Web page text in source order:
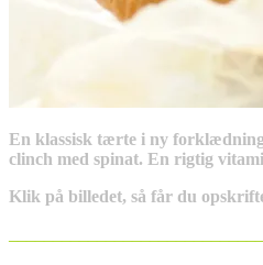
En klassisk tærte i ny
clinch med spinat. En rigtig
Klik på billedet, så får du